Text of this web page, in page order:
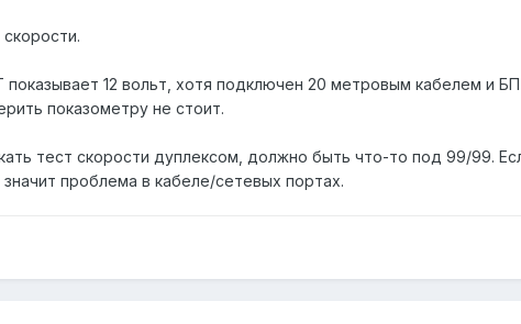
12 вольт, хотя подключен 20 метровым кабелем и
показометру не стоит.
тест скорости дуплексом, должно быть что-то под 99/99.
проблема в кабеле/сетевых портах.